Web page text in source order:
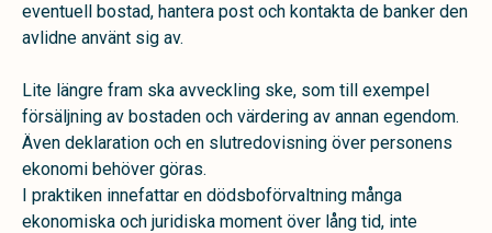
eventuell bostad, hantera post och kontakta de banker den
avlidne använt sig av.
Lite längre fram ska avveckling ske, som till exempel
försäljning av bostaden och värdering av annan egendom.
Även deklaration och en slutredovisning över personens
ekonomi behöver göras.
I praktiken innefattar en dödsboförvaltning många
ekonomiska och juridiska moment över lång tid, inte